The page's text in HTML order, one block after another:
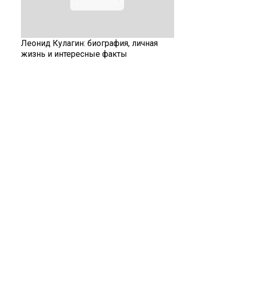
Леонид Кулагин: биография, личная
жизнь и интересные факты